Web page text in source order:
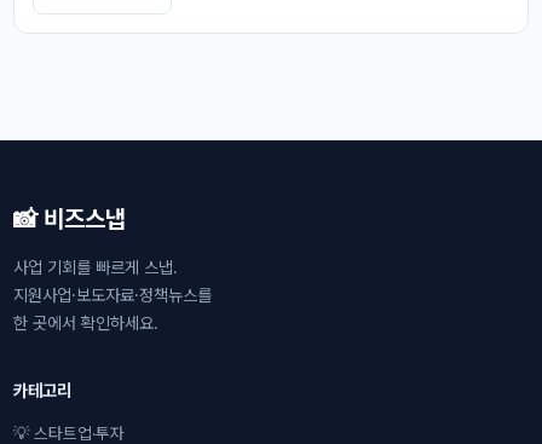
📸 비즈스냅
사업 기회를 빠르게 스냅.
지원사업·보도자료·정책뉴스를
한 곳에서 확인하세요.
카테고리
💡 스타트업·투자